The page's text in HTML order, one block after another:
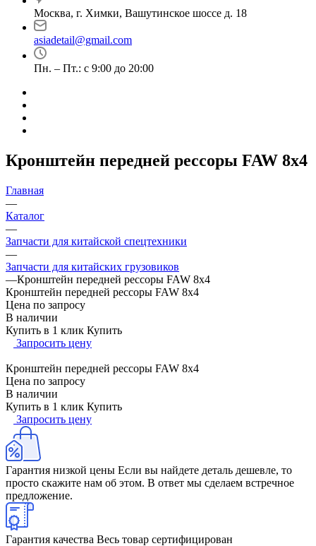
Москва, г. Химки, Вашутинское шоссе д. 18
asiadetail@gmail.com
Пн. – Пт.: с 9:00 до 20:00
Кронштейн передней рессоры FAW 8х4
Главная
—
Каталог
—
Запчасти для китайской спецтехники
—
Запчасти для китайских грузовиков
—Кронштейн передней рессоры FAW 8х4
Кронштейн передней рессоры FAW 8х4
Цена по запросу
В наличии
Купить в 1 клик Купить
Запросить цену
Кронштейн передней рессоры FAW 8х4
Цена по запросу
В наличии
Купить в 1 клик Купить
Запросить цену
Гарантия низкой цены Если вы найдете деталь дешевле, то
просто скажите нам об этом. В ответ мы сделаем встречное
предложение.
Гарантия качества Весь товар сертифицирован